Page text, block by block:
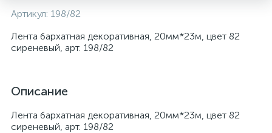
Артикул: 198/82
Лента бархатная декоративная, 20мм*23м, цвет 82
сиреневый, арт. 198/82
Описание
Лента бархатная декоративная, 20мм*23м, цвет 82
сиреневый, арт. 198/82